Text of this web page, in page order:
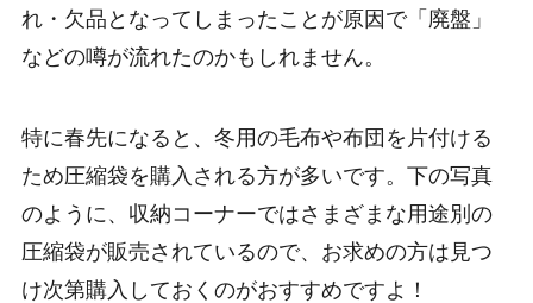
れ・欠品となってしまったことが原因で「廃盤」
などの噂が流れたのかもしれません。
特に春先になると、冬用の毛布や布団を片付ける
ため圧縮袋を購入される方が多いです。下の写真
のように、収納コーナーではさまざまな用途別の
圧縮袋が販売されているので、お求めの方は見つ
け次第購入しておくのがおすすめですよ！